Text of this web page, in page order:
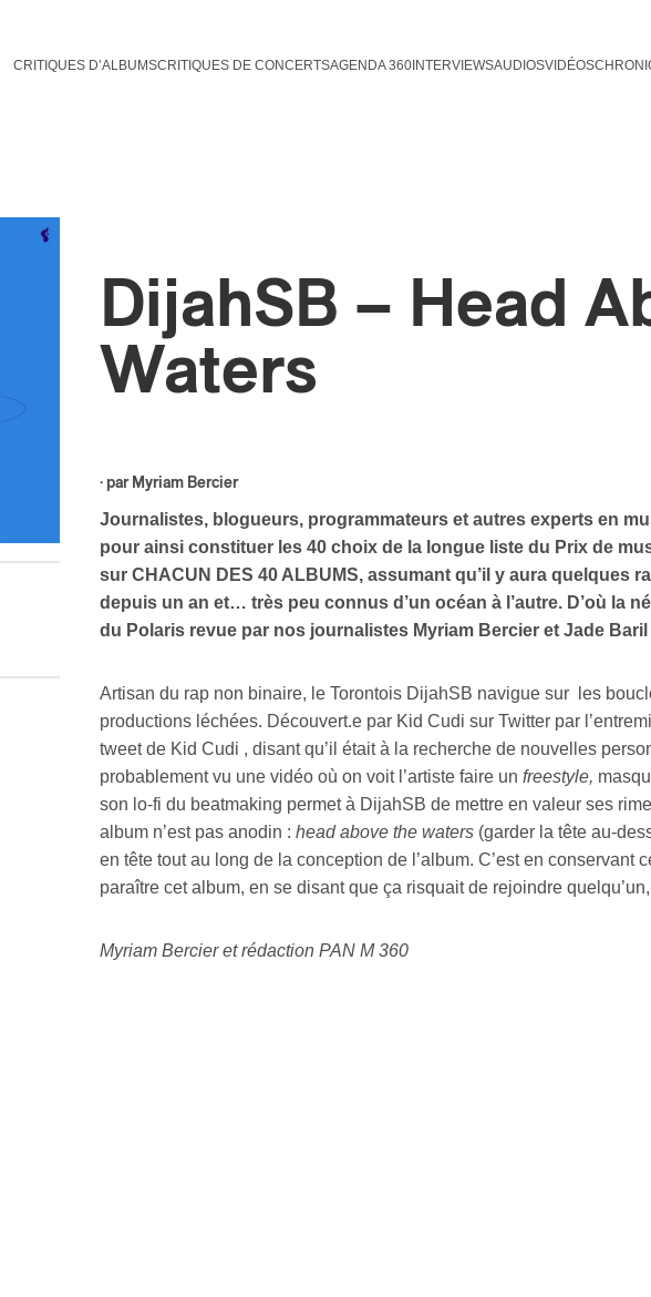
CRITIQUES D’ALBUMSCRITIQUES DE CONCERTSAGENDA 360INTERVIEWSAUDIOSVIDÉOS
DijahSB – Head
Waters
· par Myriam Bercier
Journalistes, blogueurs, programmateurs et autres experts en
pour ainsi constituer les 40 choix de la longue liste du Prix de
sur CHACUN DES 40 ALBUMS, assumant qu’il y aura quelques
depuis un an et… très peu connus d’un océan à l’autre. D’où la
du Polaris revue par nos journalistes Myriam Bercier et Jade
Artisan du rap non binaire, le Torontois DijahSB navigue sur les
productions léchées. Découvert.e par Kid Cudi sur Twitter par
tweet de Kid Cudi , disant qu’il était à la recherche de nouvelles
probablement vu une vidéo où on voit l’artiste faire un freestyle,
son lo-fi du beatmaking permet à DijahSB de mettre en valeur ses
album n’est pas anodin : head above the waters (garder la tête au-
en tête tout au long de la conception de l’album. C’est en conservant
paraître cet album, en se disant que ça risquait de rejoindre
Myriam Bercier et rédaction PAN M 360